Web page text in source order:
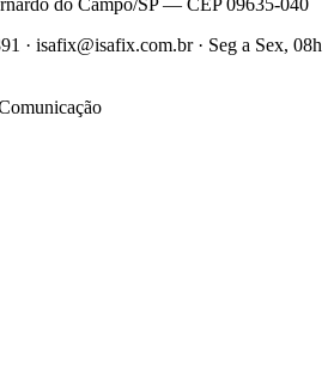
· isafix@isafix.com.br · Seg a Sex, 08h